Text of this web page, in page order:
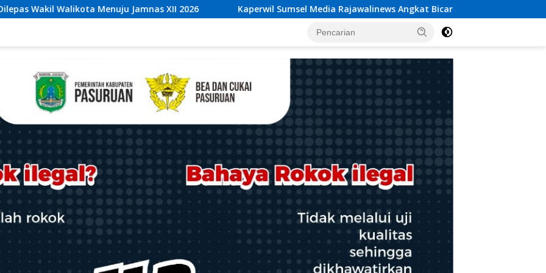
2026 Kaperwil Sumsel Media Rajawalinews Angkat Bicara Dugaan Penggelapan Dana Desa Rp 84 Juta, Kades